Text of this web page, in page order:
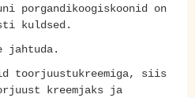
porgandikoogiskoonid on
kuldsed.
jahtuda.
toorjuustukreemiga, siis
kreemjaks ja